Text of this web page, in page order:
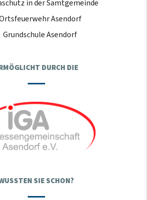
in der Samtgemeinde
Asendorf
Grundschule Asendorf
DURCH DIE
SIE SCHON?